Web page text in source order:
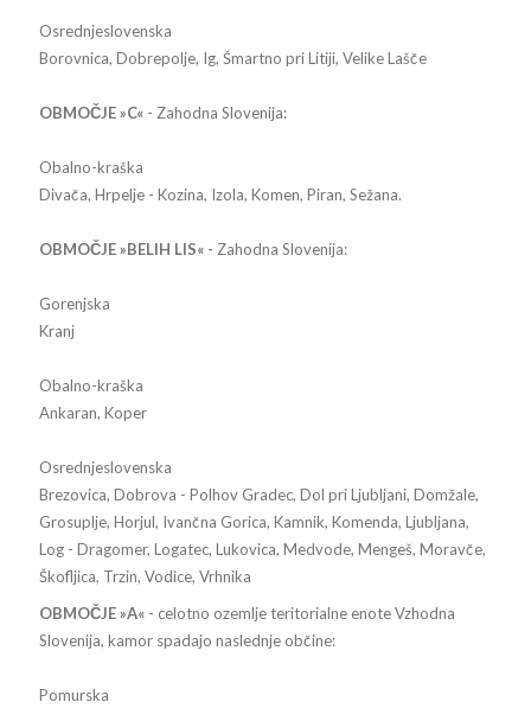
Osrednjeslovenska
Borovnica, Dobrepolje, Ig, Šmartno pri Litiji, Velike Lašče
OBMOČJE »C« - Zahodna Slovenija:
Obalno-kraška
Divača, Hrpelje - Kozina, Izola, Komen, Piran, Sežana.
OBMOČJE »BELIH LIS« - Zahodna Slovenija:
Gorenjska
Kranj
Obalno-kraška
Ankaran, Koper
Osrednjeslovenska
Brezovica, Dobrova - Polhov Gradec, Dol pri Ljubljani, Domžale,
Grosuplje, Horjul, Ivančna Gorica, Kamnik, Komenda, Ljubljana,
Log - Dragomer, Logatec, Lukovica, Medvode, Mengeš, Moravče,
Škofljica, Trzin, Vodice, Vrhnika
OBMOČJE »A« - celotno ozemlje teritorialne enote Vzhodna
Slovenija, kamor spadajo naslednje občine:
Pomurska